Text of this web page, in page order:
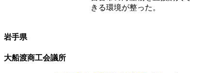
きる環境が整った。
岩手県
大船渡商工会議所